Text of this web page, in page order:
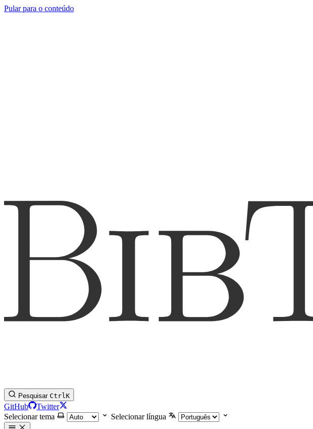
Pular para o conteúdo
Pesquisar CtrlK
GitHub
Twitter
Selecionar tema
Selecionar língua